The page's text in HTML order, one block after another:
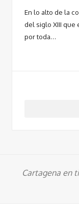
En lo alto de la
del siglo XIII que
por toda…
Cartagena en